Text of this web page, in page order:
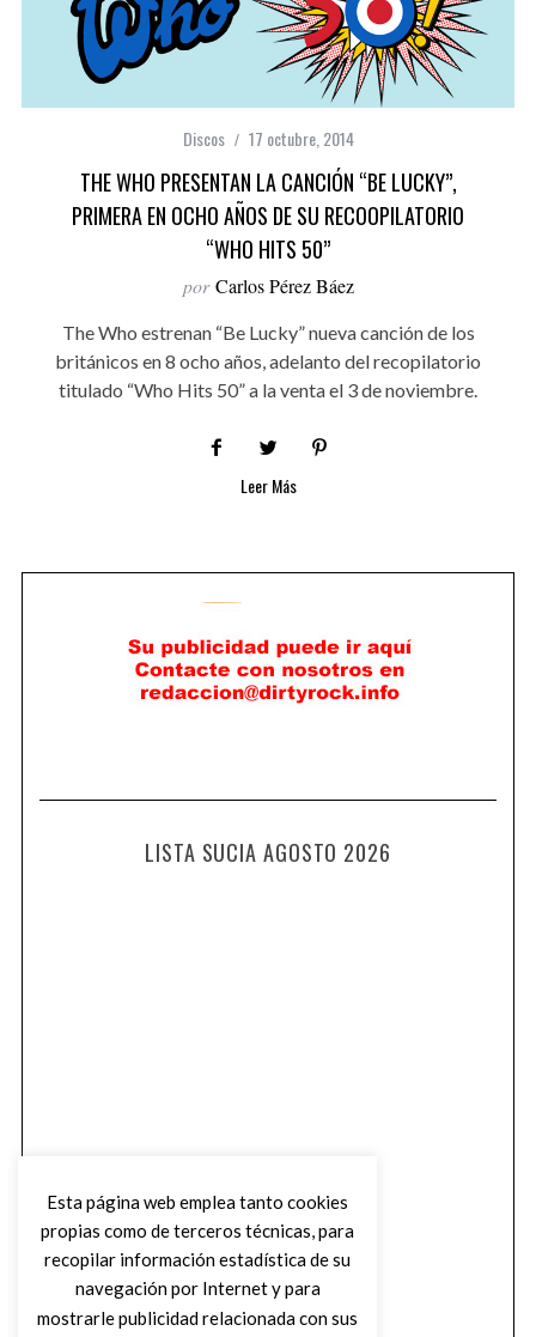
Discos 17 octubre, 2014
THE WHO PRESENTAN LA CANCIÓN “BE LUCKY”,
PRIMERA EN OCHO AÑOS DE SU RECOOPILATORIO
“WHO HITS 50”
por Carlos Pérez Báez
The Who estrenan “Be Lucky” nueva canción de los
británicos en 8 ocho años, adelanto del recopilatorio
titulado “Who Hits 50” a la venta el 3 de noviembre.
Leer Más
LISTA SUCIA AGOSTO 2026
Esta página web emplea tanto cookies
propias como de terceros técnicas, para
recopilar información estadística de su
navegación por Internet y para
mostrarle publicidad relacionada con sus